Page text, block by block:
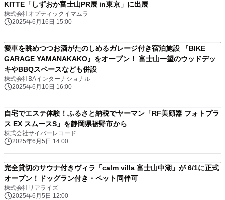
KITTE「しずおか富士山PR展 in東京」に出展
株式会社オプティックイマムラ
2025年6月16日 15:00
愛車を眺めつつお酒がたのしめるガレージ付き宿泊施設 『BIKE
GARAGE YAMANAKAKO』をオープン！ 富士山一望のウッドデッ
キやBBQスペースなども併設
株式会社BAインターナショナル
2025年6月10日 16:00
自宅でエステ体験！ふるさと納税でヤーマン「RF美顔器 フォトプラ
ス EX スムースS」を静岡県裾野市から
株式会社サイバーレコード
2025年6月5日 14:00
完全貸切のサウナ付きヴィラ「calm villa 富士山中湖」が 6/1に正式
オープン！ドッグラン付き・ペット同伴可
株式会社リアライズ
2025年6月5日 12:00